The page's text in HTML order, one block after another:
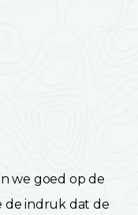
we goed op de
de indruk dat de